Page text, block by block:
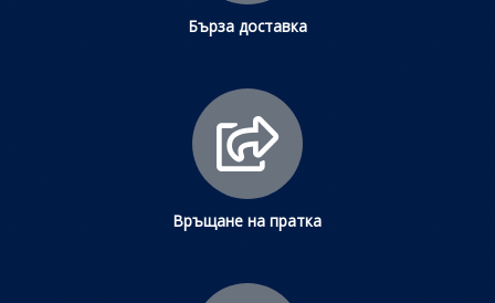
Бърза доставка
Връщане на пратка